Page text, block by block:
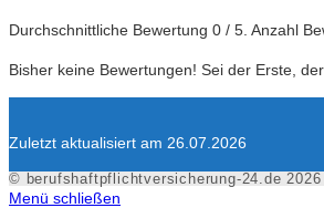
Durchschnittliche Bewertung 0 / 5. Anzahl
Bisher keine Bewertungen! Sei der Erste,
Zuletzt aktualisiert am 26.07.2026
© berufshaftpflichtversicherung-24.de 2026
Menü schließen